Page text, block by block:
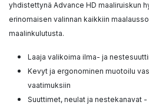
yhdistettynä Advance HD maaliruiskun
erinomaisen valinnan kaikkiin
maalinkulutusta.
Laaja valikoima ilma- ja
Kevyt ja ergonominen muotoilu
vaatimuksiin
Suuttimet, neulat ja nestekanavat